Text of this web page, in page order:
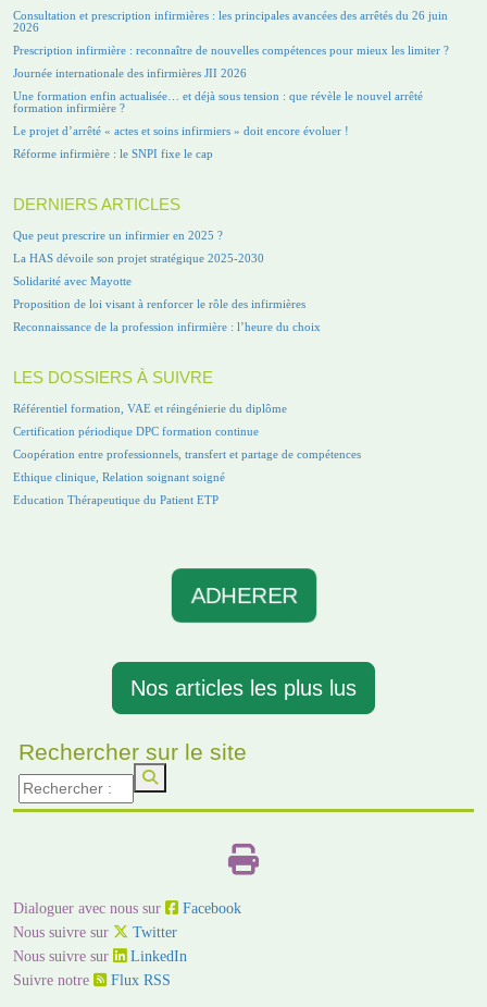
Consultation et prescription infirmières : les principales avancées des arrêtés du 26 juin
2026
Prescription infirmière : reconnaître de nouvelles compétences pour mieux les limiter ?
Journée internationale des infirmières JII 2026
Une formation enfin actualisée… et déjà sous tension : que révèle le nouvel arrêté
formation infirmière ?
Le projet d’arrêté « actes et soins infirmiers » doit encore évoluer !
Réforme infirmière : le SNPI fixe le cap
DERNIERS ARTICLES
Que peut prescrire un infirmier en 2025 ?
La HAS dévoile son projet stratégique 2025-2030
Solidarité avec Mayotte
Proposition de loi visant à renforcer le rôle des infirmières
Reconnaissance de la profession infirmière : l’heure du choix
LES DOSSIERS À SUIVRE
Référentiel formation, VAE et réingénierie du diplôme
Certification périodique DPC formation continue
Coopération entre professionnels, transfert et partage de compétences
Ethique clinique, Relation soignant soigné
Education Thérapeutique du Patient ETP
ADHERER
Nos articles les plus lus
Rechercher sur le site
Dialoguer avec nous sur
Facebook
Nous suivre sur
Twitter
Nous suivre sur
LinkedIn
Suivre notre
Flux RSS